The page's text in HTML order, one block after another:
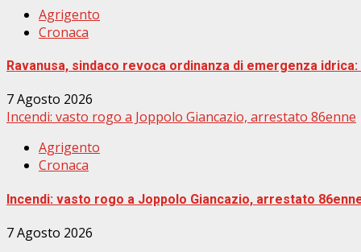
Agrigento
Cronaca
Ravanusa, sindaco revoca ordinanza di emergenza
7 Agosto 2026
Incendi: vasto rogo a Joppolo Giancazio, arrestato 86enne
Agrigento
Cronaca
Incendi: vasto rogo a Joppolo Giancazio, arrestato
7 Agosto 2026